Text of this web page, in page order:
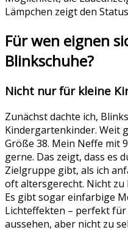
Lämpchen zeigt den
Für wen eignen
Blinkschuhe?
Nicht nur für kleine
Zunächst dachte ich,
Kindergartenkinder. Weit
Größe 38. Mein Neffe mit
gerne. Das zeigt, dass es
Zielgruppe gibt, als ich
oft altersgerecht. Nicht
Es gibt sogar einfarbige
Lichteffekten – perfekt
aussehen, aber nicht zu